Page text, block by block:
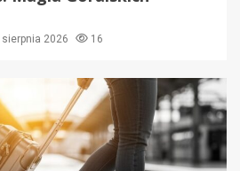
sierpnia 2026 16